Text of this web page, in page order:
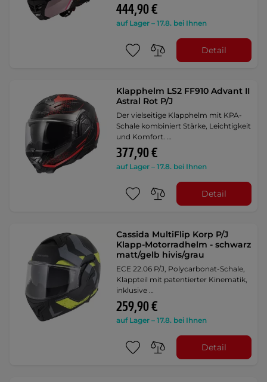
444,90 €
auf Lager – 17.8. bei Ihnen
Detail
Klapphelm LS2 FF910 Advant II
Astral Rot P/J
Der vielseitige Klapphelm mit KPA-
Schale kombiniert Stärke, Leichtigkeit
und Komfort. …
377,90 €
auf Lager – 17.8. bei Ihnen
Detail
Cassida MultiFlip Korp P/J
Klapp-Motorradhelm - schwarz
matt/gelb hivis/grau
ECE 22.06 P/J, Polycarbonat-Schale,
Klappteil mit patentierter Kinematik,
inklusive …
259,90 €
auf Lager – 17.8. bei Ihnen
Detail